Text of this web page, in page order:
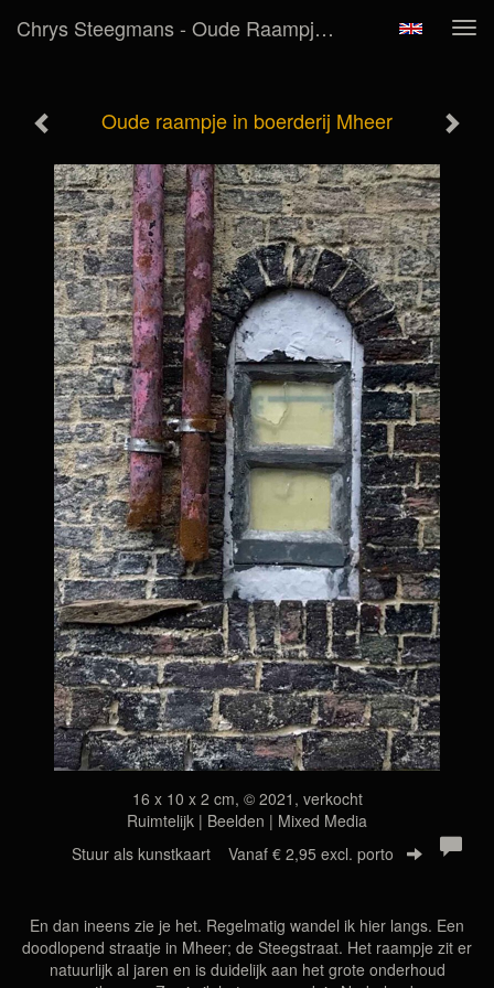
Chrys Steegmans - Oude Raampje In Boerderij Mheer
Oude raampje in boerderij Mheer
16 x 10 x 2 cm, © 2021, verkocht
Ruimtelijk | Beelden | Mixed Media
Stuur als kunstkaart Vanaf € 2,95 excl. porto
En dan ineens zie je het. Regelmatig wandel ik hier langs. Een
doodlopend straatje in Mheer; de Steegstraat. Het raampje zit er
natuurlijk al jaren en is duidelijk aan het grote onderhoud